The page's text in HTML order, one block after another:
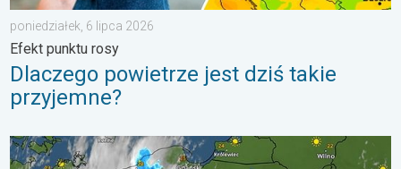
poniedziałek, 6 lipca 2026
Efekt punktu rosy
Dlaczego powietrze jest dziś takie
przyjemne?
33 stopnie w cieniu i wędrujące nawałnice. Groźna i